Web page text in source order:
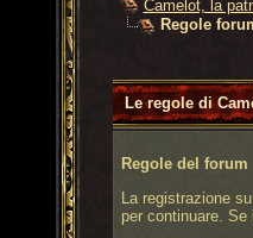
Camelot, la
Regole
Le regole di
Regole del forum
La registrazione
per continuare.